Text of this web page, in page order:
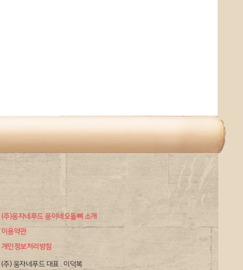
(주)웅자네푸드 웅이네오돌뼈 소개
이용약관
개인정보처리방침
(주) 웅자네푸드 대표 . 이덕복